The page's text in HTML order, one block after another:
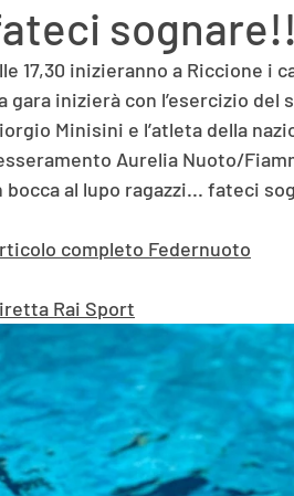
sognare!!
17,30 inizieranno a Riccione i
gara inizierà con l’esercizio
Minisini e l’atleta della
Aurelia Nuoto/
bocca al lupo ragazzi... fateci
completo Federnuoto
Rai Sport